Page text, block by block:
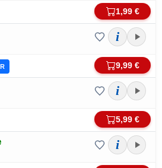
1,99 €
i
9,99 €
i
5,99 €
i
anmelden
Ihre Bestellungen & Downloads